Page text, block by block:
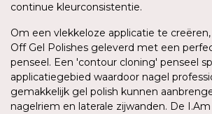
continue kleurconsistentie.
Om een vlekkeloze applicatie te
Off Gel Polishes geleverd met een
penseel. Een 'contour cloning' penseel
applicatiegebied waardoor nagel
gemakkelijk gel polish kunnen
nagelriem en laterale zijwanden. De